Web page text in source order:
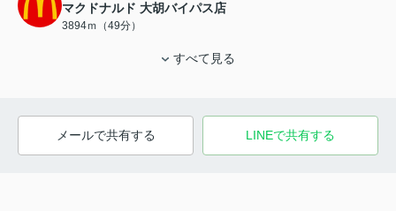
マクドナルド 大胡バイパス店
3894ｍ（49分）
すべて見る
メールで共有する LINEで共有する